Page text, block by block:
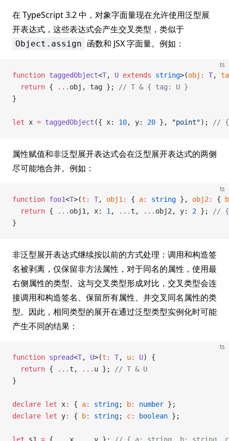
在 TypeScript 3.2 中，对象字面量现在允许使用泛型展
开表达式，这些表达式会产生交叉类型，类似于
Object.assign 函数和 JSX 字面量。例如：
ts
function taggedObject<T, U extends string>(obj : T,
  return
{ ... obj, tag };
// T & { tag: U }
}
let x = taggedObject ({ x: 10, y: 20 }, "point"); // {
属性赋值和非泛型展开表达式会在泛型展开表达式的两侧
尽可能地合并。例如：
ts
function foo1<T>(t : T, obj1 : { a: string }, obj2: {
b
  return
{ ... obj1, x: 1 , ... t, ... obj2, y: 2 };
// {
}
非泛型展开表达式继续按以前的方式处理：调用和构造签
名被剥离，仅保留非方法属性，对于同名的属性，使用最
右侧属性的类型。这与交叉类型形成对比，交叉类型会连
接调用和构造签名、保留所有属性、并交叉同名属性的类
型。因此，相同类型的展开在通过泛型类型实例化时可能
产生不同的结果：
ts
function spread<T, U>(t : T, u: U) {
  return
{ ... t, ... u };
// T & U
}
declare let x: { a: string; b: number };
declare let y: { b: string; c: boolean };